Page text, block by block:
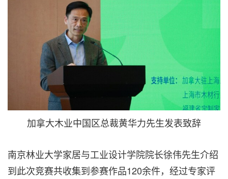
加拿大木业中国区总裁黄华力先生发表致辞
南京林业大学家居与工业设计学院院长徐伟先生介绍
到此次竞赛共收集到参赛作品120余件，经过专家评